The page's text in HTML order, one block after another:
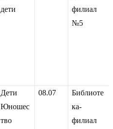
дети
филиал
№5
Дети
Юношес
тво
08.07
Библиоте
ка-
филиал